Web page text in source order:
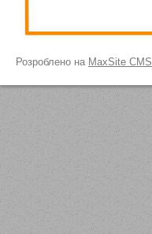
Розроблено на MaxSite CMS